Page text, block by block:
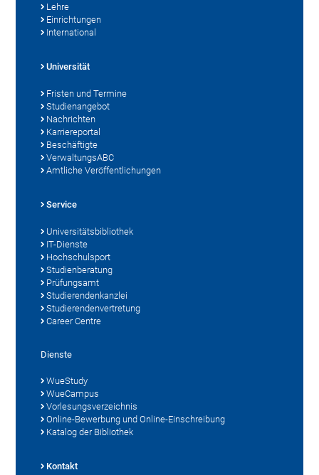
Lehre
Einrichtungen
International
Universität
Fristen und Termine
Studienangebot
Nachrichten
Karriereportal
Beschäftigte
VerwaltungsABC
Amtliche Veröffentlichungen
Service
Universitätsbibliothek
IT-Dienste
Hochschulsport
Studienberatung
Prüfungsamt
Studierendenkanzlei
Studierendenvertretung
Career Centre
Dienste
WueStudy
WueCampus
Vorlesungsverzeichnis
Online-Bewerbung und Online-Einschreibung
Katalog der Bibliothek
Kontakt